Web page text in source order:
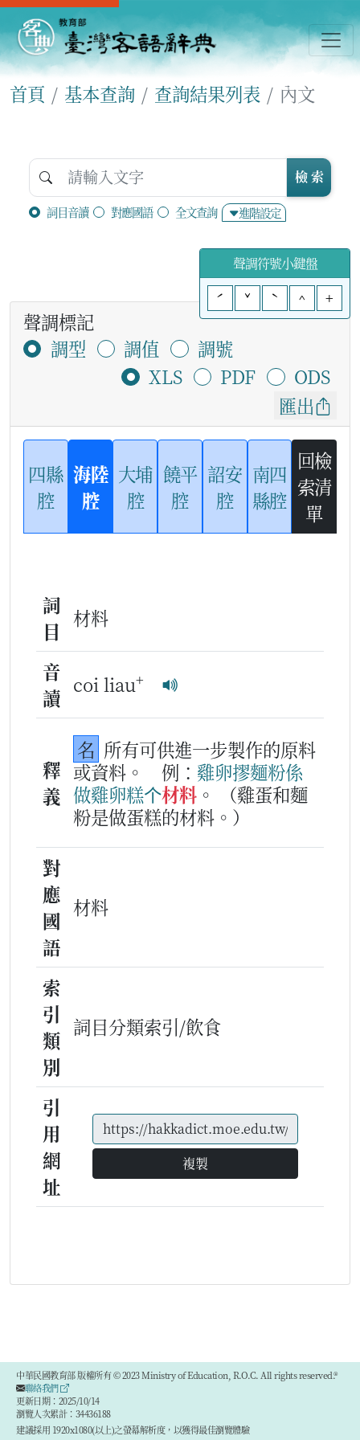
首頁 基本查詢 查詢結果列表 內文
詞目音讀 對應國語 全文查詢 進階設定
檢 索
聲調符號小鍵盤
ˊ
ˇ ˋ ^ +
聲調標記
調型
調值
調號
XLS
PDF
ODS
匯出
四縣
腔
海陸
腔
大埔
腔
饒平
腔
詔安
腔
南四
縣腔
回檢
索清
單
詞
目
材料
音
讀
coi liau+
釋
義
名 所有可供進一步製作的原料
或資料。
例： 雞卵摎麵粉係
做雞卵糕个材料 。
（雞蛋和麵
粉是做蛋糕的材料。）
對
應
國
語
材料
索
引
類
別
詞目分類索引/飲食
引
用
網
址
複製
中華民國教育部 版權所有 © 2023 Ministry of Education, R.O.C. All rights reserved.®
聯絡我們
更新日期：2025/10/14
瀏覽人次累計：34436188
建議採用 1920x1080(以上)之螢幕解析度，以獲得最佳瀏覽體驗